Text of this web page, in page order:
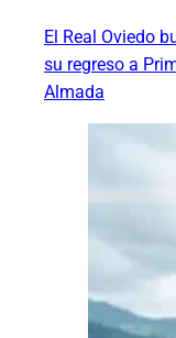
El Real Oviedo
su regreso a
Almada